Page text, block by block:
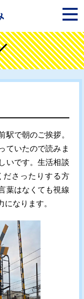
で朝のご挨拶。
ていたので読みま
いです。生活相談
ださったりする方
葉はなくても視線
なります。